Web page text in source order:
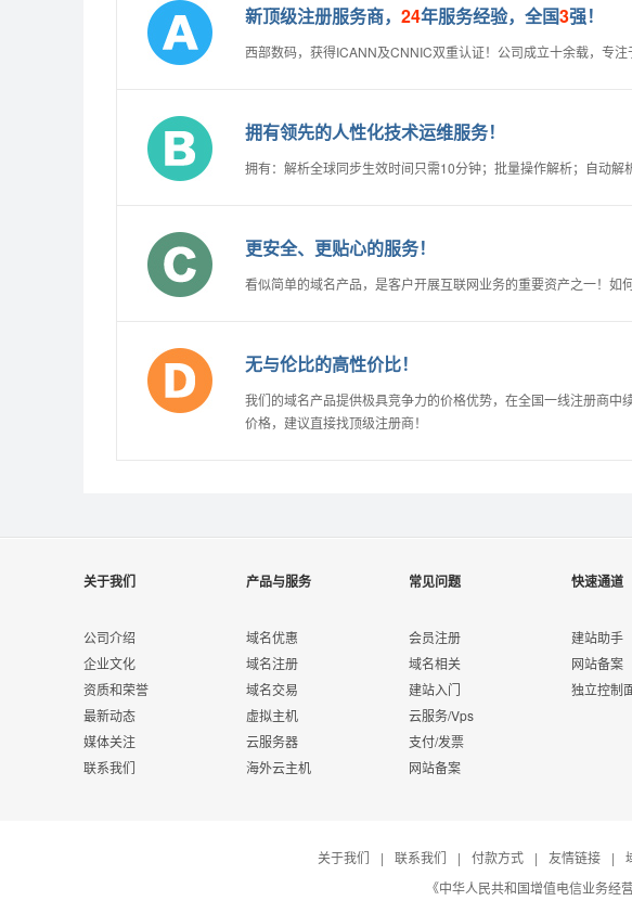
新顶级注册服务商， 24年服务经验，全国3强！
西部数码，获得ICANN及CNNIC双重认证！公司成立十余载，专
拥有领先的人性化技术运维服务！
拥有：解析全球同步生效时间只需10分钟；批量操作解析；自动解
更安全、更贴心的服务！
看似简单的域名产品，是客户开展互联网业务的重要资产之一！如
无与伦比的高性价比！
我们的域名产品提供极具竞争力的价格优势，在全国一线注册商
价格，建议直接找顶级注册商！
关于我们
公司介绍
企业文化
资质和荣誉
最新动态
媒体关注
联系我们
产品与服务
域名优惠
域名注册
域名交易
虚拟主机
云服务器
海外云主机
常见问题
会员注册
域名相关
建站入门
云服务/Vps
支付/发票
网站备案
快速通道
建站助手
网站备案
独立控制
关于我们 | 联系我们 | 付款方式 | 友情链接 |
《中华人民共和国增值电信业务